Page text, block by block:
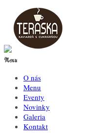
Menu
O nás
Menu
Eventy
Novinky
Galeria
Kontakt